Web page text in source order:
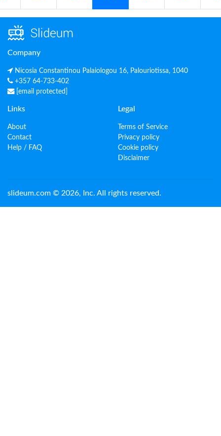
Company
Nicosia Constantinou Palaiologou 16, Palouriotissa, 1040
+357 64-733-402
[email protected]
Links
About
Contact
Help / FAQ
Legal
Terms of Service
Privacy policy
Cookie policy
Disclaimer
slideum.com © 2026, Inc. All rights reserved.